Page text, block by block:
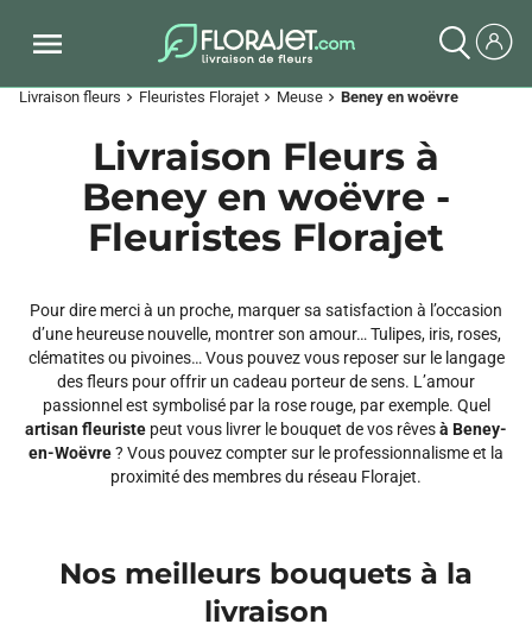
Livraison fleurs chevron_right Fleuristes Florajet chevron_right Meuse chevron_right Beney en woëvre
Livraison Fleurs à
Beney en woëvre -
Fleuristes Florajet
Pour dire merci à un proche, marquer sa satisfaction à l’occasion
d’une heureuse nouvelle, montrer son amour… Tulipes, iris, roses,
clématites ou pivoines… Vous pouvez vous reposer sur le langage
des fleurs pour offrir un cadeau porteur de sens. L’amour
passionnel est symbolisé par la rose rouge, par exemple. Quel
artisan fleuriste peut vous livrer le bouquet de vos rêvesà Beney-
en-Woëvre? Vous pouvez compter sur le professionnalisme et la
proximité des membres du réseau Florajet.
Nos meilleurs bouquets à la
livraison